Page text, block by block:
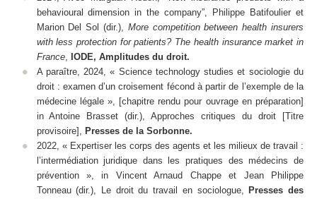
behavioural dimension in the company”, Philippe Batifoulier et
Marion Del Sol (dir.), More competition between health insurers
with less protection for patients? The health insurance market in
France, IODE, Amplitudes du droit.
A paraître, 2024, « Science technology studieset sociologie du
droit : examen d’un croisement fécond à partir de l’exemple de la
médecine légale », [chapitre rendu pour ouvrage en préparation]
inAntoine Brasset (dir.),Approches critiques du droit [Titre
provisoire], Presses de la Sorbonne.
2022, « Expertiser les corps des agents et les milieux de travail :
l’intermédiation juridique dans les pratiques des médecins de
prévention »,in Vincent Arnaud Chappe et Jean Philippe
Tonneau (dir.),
Le droit du travail en sociologue, Presses des